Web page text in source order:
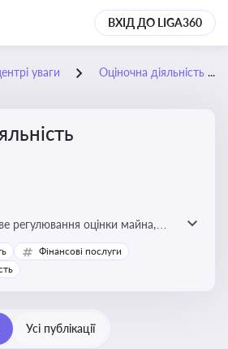
ВХІД ДО LIGA360
уваги Оціночна діяльність
регулювання оцінки майна,
діяльності оцінювачів,
вимогами, звітністю та
бізнесу, керівника, юриста або
приватизації,
Фінансові послуги
Усі публікації